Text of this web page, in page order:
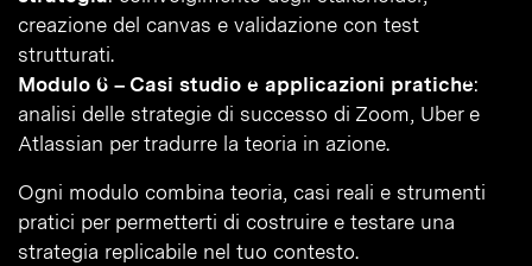
creazione del canvas e validazione con test
strutturati.
Modulo 6 – Casi studio e applicazioni pratiche:
analisi delle strategie di successo di Zoom, Uber e
Atlassian per tradurre la teoria in azione.
Ogni modulo combina teoria, casi reali e strumenti
pratici per permetterti di costruire e testare una
strategia replicabile nel tuo contesto.